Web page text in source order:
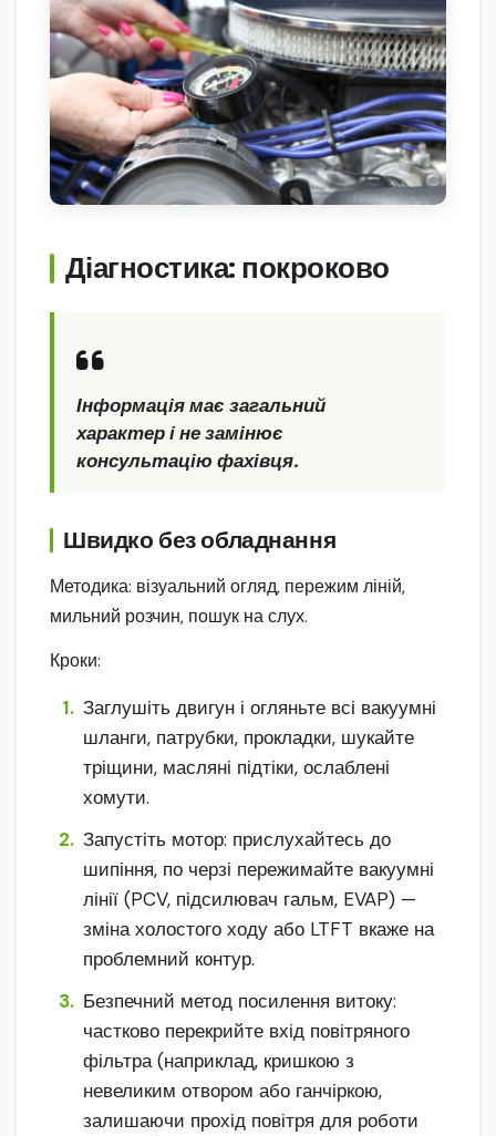
Діагностика: покроково
Інформація має загальний
характер і не замінює
консультацію фахівця.
Швидко без обладнання
Методика: візуальний огляд, пережим ліній,
мильний розчин, пошук на слух.
Кроки:
Заглушіть двигун і огляньте всі вакуумні
шланги, патрубки, прокладки, шукайте
тріщини, масляні підтіки, ослаблені
хомути.
Запустіть мотор: прислухайтесь до
шипіння, по черзі пережимайте вакуумні
лінії (PCV, підсилювач гальм, EVAP) —
зміна холостого ходу або LTFT вкаже на
проблемний контур.
Безпечний метод посилення витоку:
частково перекрийте вхід повітряного
фільтра (наприклад, кришкою з
невеликим отвором або ганчіркою,
залишаючи прохід повітря для роботи